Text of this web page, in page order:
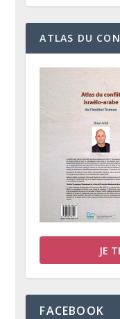
ATLAS DU
JE
FACEBOOK